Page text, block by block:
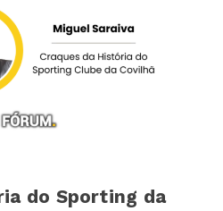
do Sporting da